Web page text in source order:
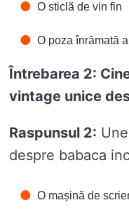
O sticlă de vin fin
O poza înrămată
Întrebarea 2:
vintage unice
Raspunsul 2:
despre babaca
O mașină de